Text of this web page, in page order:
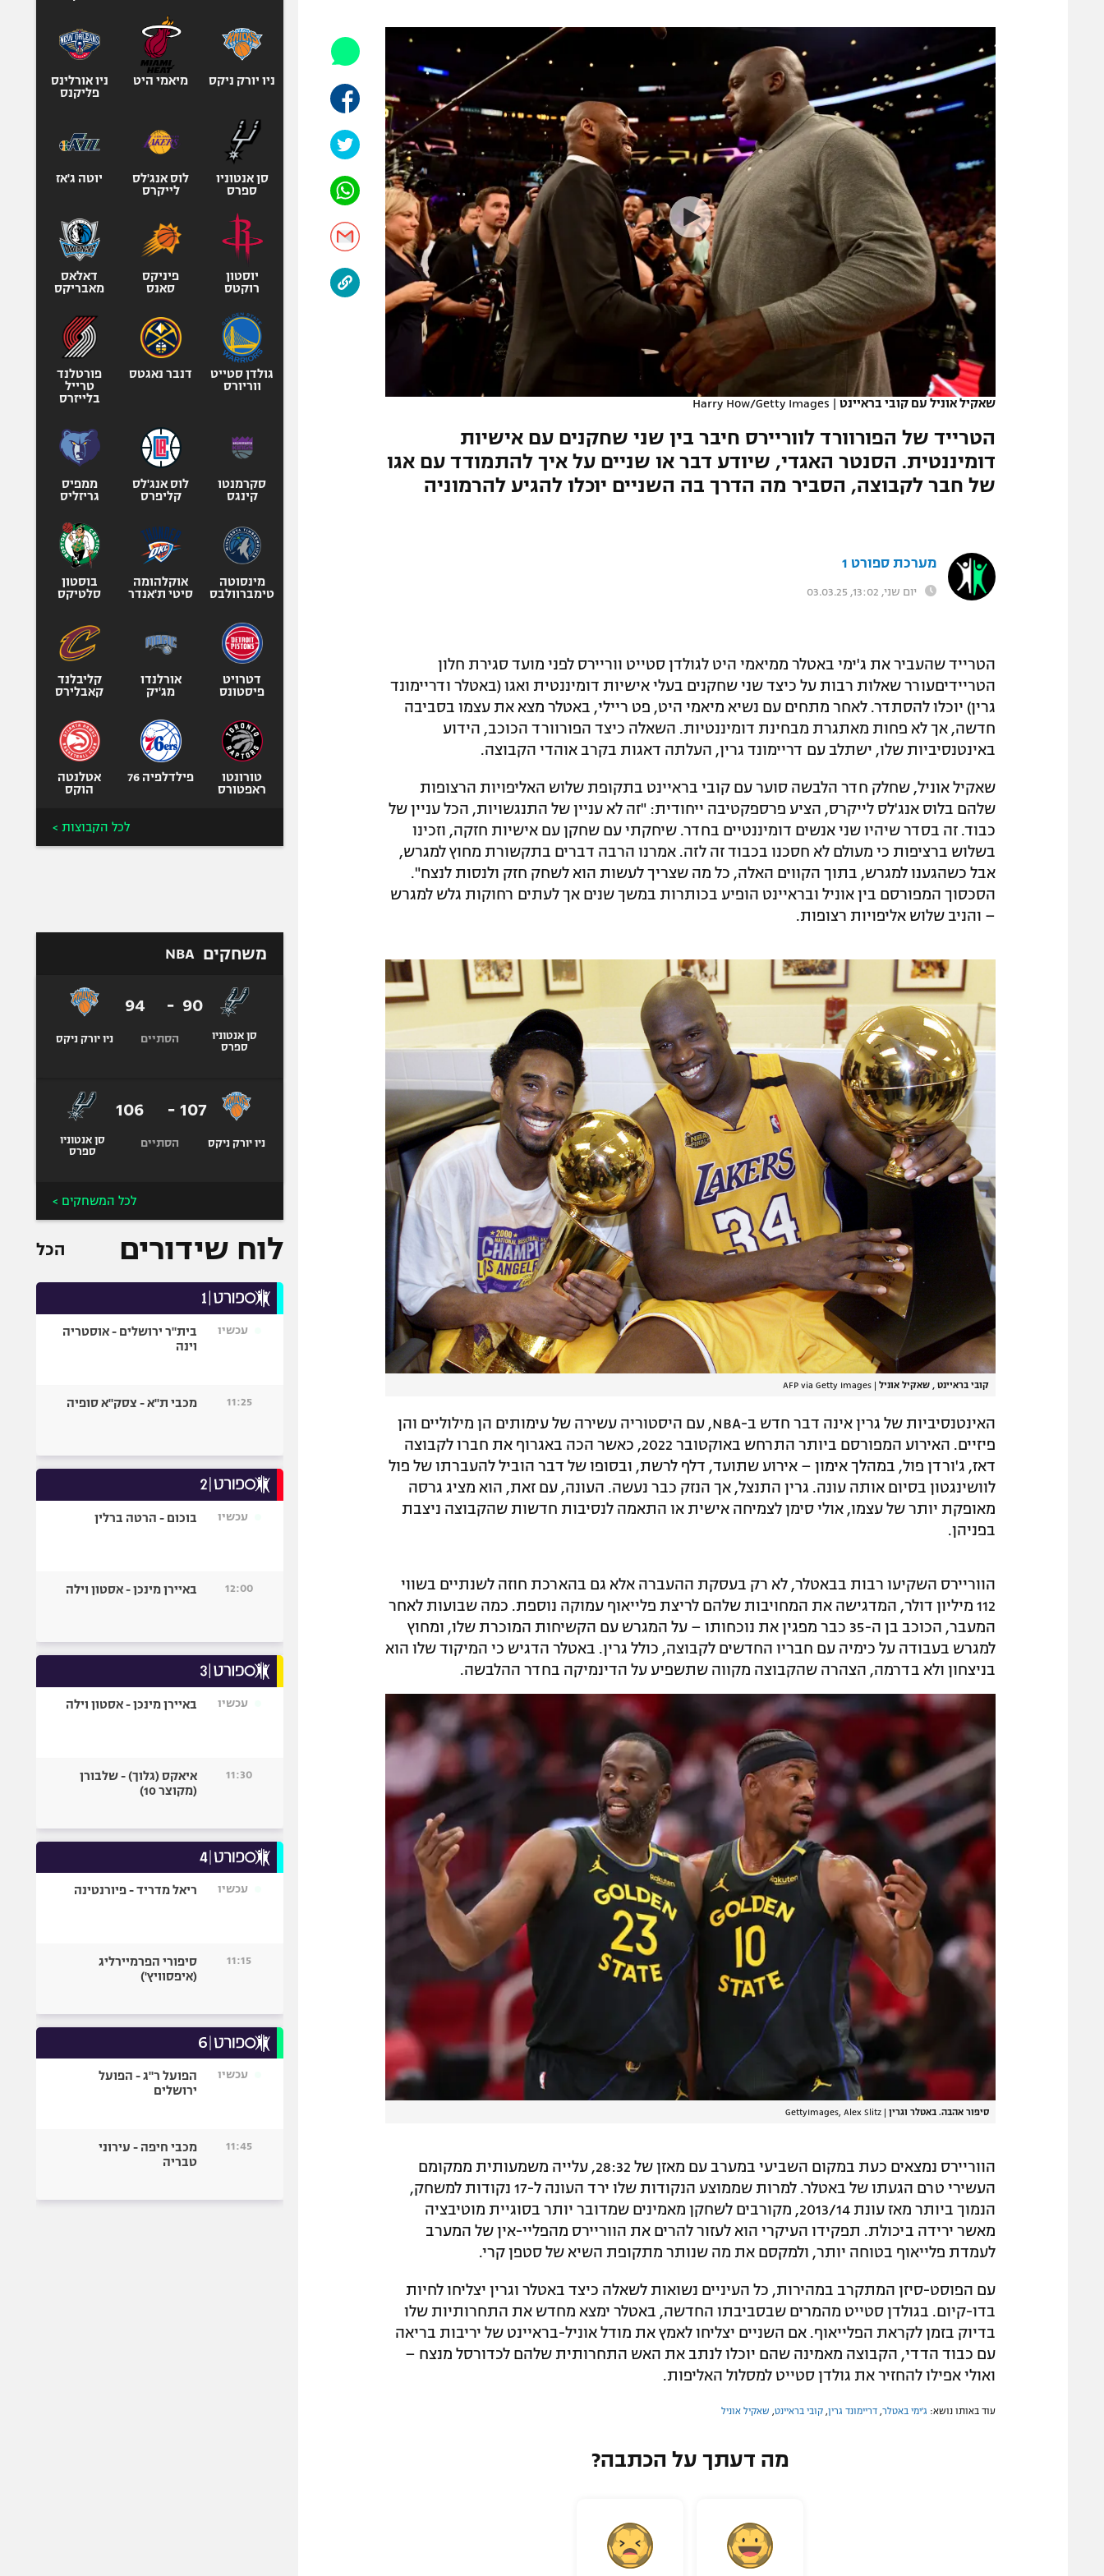
תקנון עבור פעילות אלקטרה
תקנון עבור פעילות ספורט 1 – "מרלן"
תנאי שימוש
מדיניות פרטיות
תקנון פעילות ספורט 1
רשיון להקרנה פומבית לבית עסק
הצטרפות לחבילת הערוצים
לוח דרושים – ג'ובנט
הפועל תל אביב
הפועל חיפה
הפועל באר שבע
מכבי נתניה
בני יהודה
ליגה סינית
אופניים
ספורט מוטורי
כדורמים
בייסבול MLB
ספורט אתגרי
אומנויות לחימה
שאקיל אוניל עם קובי בראיינט |
Harry How/Getty Images
הטרייד של הפורוורד לווריירס חיבר בין שני שחקנים עם אישיות
דומיננטית. הסנטר האגדי, שיודע דבר או שניים על איך להתמודד עם אגו
של חבר לקבוצה, הסביר מה הדרך בה השניים יוכלו להגיע להרמוניה
מערכת ספורט 1
יום שני, 13:02, 03.03.25
הטרייד שהעביר את ג'ימי באטלר ממיאמי היט לגולדן סטייט ווריירס לפני מועד סגירת חלון
הטריידיםעורר שאלות רבות על כיצד שני שחקנים בעלי אישיות דומיננטית ואגו (באטלר ודריימונד
גרין) יוכלו להסתדר. לאחר מתחים עם נשיא מיאמי היט, פט ריילי, באטלר מצא את עצמו בסביבה
חדשה, אך לא פחות מאתגרת מבחינת דומיננטיות. השאלה כיצד הפורוורד הכוכב, הידוע
באינטנסיביות שלו, ישתלב עם דריימונד גרין, העלתה דאגות בקרב אוהדי הקבוצה.
שאקיל אוניל, שחלק חדר הלבשה סוער עם קובי בראיינט בתקופת שלוש האליפויות הרצופות
שלהם בלוס אנג'לס לייקרס, הציע פרספקטיבה ייחודית: "זה לא עניין של התנגשויות, הכל עניין של
כבוד. זה בסדר שיהיו שני אנשים דומיננטיים בחדר. שיחקתי עם שחקן עם אישיות חזקה, וזכינו
בשלוש ברציפות כי מעולם לא חסכנו בכבוד זה לזה. אמרנו הרבה דברים בתקשורת מחוץ למגרש,
אבל כשהגענו למגרש, בתוך הקווים האלה, כל מה שצריך לעשות הוא לשחק חזק ולנסות לנצח".
הסכסוך המפורסם בין אוניל ובראיינט הופיע בכותרות במשך שנים אך לעתים רחוקות גלש למגרש
– והניב שלוש אליפויות רצופות.
קובי בראיינט , שאקיל אוניל |
AFP via Getty Images
האינטנסיביות של גרין אינה דבר חדש ב-NBA, עם היסטוריה עשירה של עימותים הן מילוליים והן
פיזיים. האירוע המפורסם ביותר התרחש באוקטובר 2022, כאשר הכה באגרוף את חברו לקבוצה
דאז, ג'ורדן פול, במהלך אימון – אירוע שתועד, דלף לרשת, ובסופו של דבר הוביל להעברתו של פול
לוושינגטון בסיום אותה עונה. גרין התנצל, אך הנזק כבר נעשה. העונה, עם זאת, הוא מציג גרסה
מאופקת יותר של עצמו, אולי סימן לצמיחה אישית או התאמה לנסיבות חדשות שהקבוצה ניצבת
בפניהן.
הווריירס השקיעו רבות בבאטלר, לא רק בעסקת ההעברה אלא גם בהארכת חוזה לשנתיים בשווי
112 מיליון דולר, המדגישה את המחויבות שלהם לריצת פלייאוף עמוקה נוספת. כמה שבועות לאחר
המעבר, הכוכב בן ה-35 כבר מפגין את נוכחותו – על המגרש עם הקשיחות המוכרת שלו, ומחוץ
למגרש בעבודה על כימיה עם חבריו החדשים לקבוצה, כולל גרין. באטלר הדגיש כי המיקוד שלו הוא
בניצחון ולא בדרמה, הצהרה שהקבוצה מקווה שתשפיע על הדינמיקה בחדר ההלבשה.
סיפור אהבה. באטלר וגרין |
GettyImages, Alex Slitz
הווריירס נמצאים כעת במקום השביעי במערב עם מאזן של 28:32, עלייה משמעותית ממקומם
העשירי טרם הגעתו של באטלר. למרות שממוצע הנקודות שלו ירד העונה ל-17 נקודות למשחק,
הנמוך ביותר מאז עונת 2013/14, מקורבים לשחקן מאמינים שמדובר יותר בסוגיית מוטיבציה
מאשר ירידה ביכולת. תפקידו העיקרי הוא לעזור להרים את הווריירס מהפליי-אין של המערב
לעמדת פלייאוף בטוחה יותר, ולמקסם את מה שנותר מתקופת השיא של סטפן קרי.
עם הפוסט-סיזן המתקרב במהירות, כל העיניים נשואות לשאלה כיצד באטלר וגרין יצליחו לחיות
בדו-קיום. בגולדן סטייט מהמרים שבסביבתו החדשה, באטלר ימצא מחדש את התחרותיות שלו
בדיוק בזמן לקראת הפלייאוף. אם השניים יצליחו לאמץ את מודל אוניל-בראיינט של יריבות בריאה
עם כבוד הדדי, הקבוצה מאמינה שהם יוכלו לנתב את האש התחרותית שלהם לכדורסל מנצח –
ואולי אפילו להחזיר את גולדן סטייט למסלול האליפות.
עוד באותו נושא: ג'ימי באטלר דריימונד גרין קובי בראיינט שאקיל אוניל
מה דעתך על הכתבה?
ניו יורק ניקס מיאמי היט
ניו אורלינס
פליקנס
סן אנטוניו
ספרס
לוס אנג'לס
לייקרס
יוטה ג'אז
יוסטון
רוקטס
פיניקס
סאנס
דאלאס
מאבריקס
גולדן סטייט
ווריורס
דנבר נאגטס
פורטלנד
טרייל
בלייזרס
סקרמנטו
קינגס
לוס אנג'לס
קליפרס
ממפיס
גריזליס
מינסוטה
טימברוולבס
אוקלהומה
סיטי ת'אנדר
בוסטון
סלטיקס
דטרויט
פיסטונס
אורלנדו
מג'יק
קליבלנד
קאבלירס
טורונטו
ראפטורס
פילדלפיה 76
אטלנטה
הוקס
לכל הקבוצות >
משחקים NBA
סן אנטוניו
ספרס
90
-
94
הסתיים ניו יורק ניקס
ניו יורק ניקס
107
-
106
הסתיים
סן אנטוניו
ספרס
לכל המשחקים >
לוח שידורים הכל
עכשיו
בית"ר ירושלים - אוסטריה
וינה
11:25 מכבי ת"א - צסק"א סופיה
עכשיו בוכום - הרטה ברלין
12:00 באיירן מינכן - אסטון וילה
עכשיו באיירן מינכן - אסטון וילה
11:30
איאקס (גלוך) - שלבורן
(מקוצר 10)
עכשיו ריאל מדריד - פיורנטינה
11:15
סיפורי הפרמיירליג
(איפסוויץ')
עכשיו
הפועל ר"ג - הפועל
ירושלים
11:45
מכבי חיפה - עירוני
טבריה